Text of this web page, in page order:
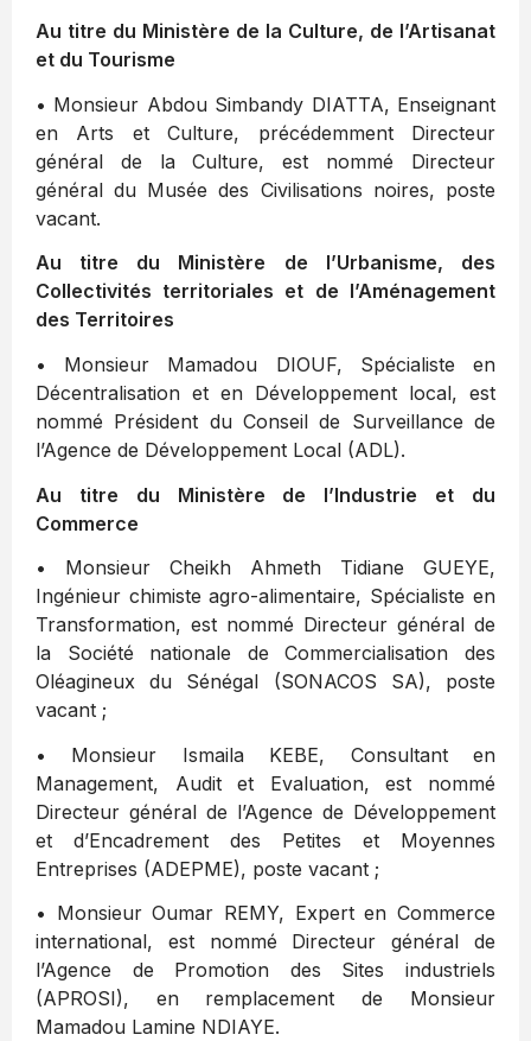
Au titre du Ministère de la Culture, de l’Artisanat
et du Tourisme
• Monsieur Abdou Simbandy DIATTA, Enseignant
en Arts et Culture, précédemment Directeur
général de la Culture, est nommé Directeur
général du Musée des Civilisations noires, poste
vacant.
Au titre du Ministère de l’Urbanisme, des
Collectivités territoriales et de l’Aménagement
des Territoires
• Monsieur Mamadou DIOUF, Spécialiste en
Décentralisation et en Développement local, est
nommé Président du Conseil de Surveillance de
l’Agence de Développement Local (ADL).
Au titre du Ministère de l’Industrie et du
Commerce
• Monsieur Cheikh Ahmeth Tidiane GUEYE,
Ingénieur chimiste agro-alimentaire, Spécialiste en
Transformation, est nommé Directeur général de
la Société nationale de Commercialisation des
Oléagineux du Sénégal (SONACOS SA), poste
vacant ;
• Monsieur Ismaila KEBE, Consultant en
Management, Audit et Evaluation, est nommé
Directeur général de l’Agence de Développement
et d’Encadrement des Petites et Moyennes
Entreprises (ADEPME), poste vacant ;
• Monsieur Oumar REMY, Expert en Commerce
international, est nommé Directeur général de
l’Agence de Promotion des Sites industriels
(APROSI), en remplacement de Monsieur
Mamadou Lamine NDIAYE.